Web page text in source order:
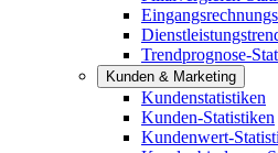
Trendprognose-
Kunden & Marketing
Kundenstatistiken
Kunden-Statistiken
Kundenwert-